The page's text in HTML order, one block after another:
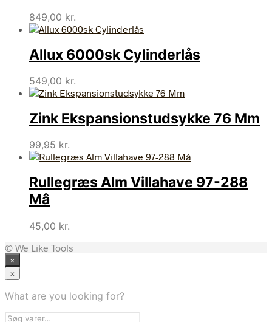
849,00 kr.
Allux 6000sk Cylinderlås
549,00 kr.
Zink Ekspansionstudsykke 76 Mm
99,95 kr.
Rullegræs Alm Villahave 97-288
Mâ
45,00 kr.
© We Like Tools
×
×
What are you looking for?